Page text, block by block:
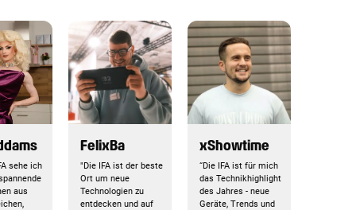
sehe ich
aus
FelixBa
"Die IFA ist der beste
Ort um neue
Technologien zu
entdecken und auf
xShowtime
“Die IFA ist für mich
das Technikhighlight
des Jahres - neue
Geräte, Trends und